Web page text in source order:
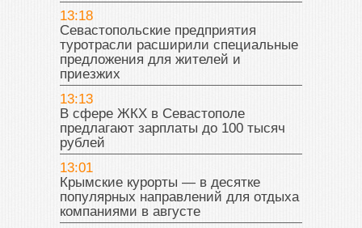
13:18
Севастопольские предприятия
туротрасли расширили специальные
предложения для жителей и
приезжих
13:13
В сфере ЖКХ в Севастополе
предлагают зарплаты до 100 тысяч
рублей
13:01
Крымские курорты — в десятке
популярных направлений для отдыха
компаниями в августе